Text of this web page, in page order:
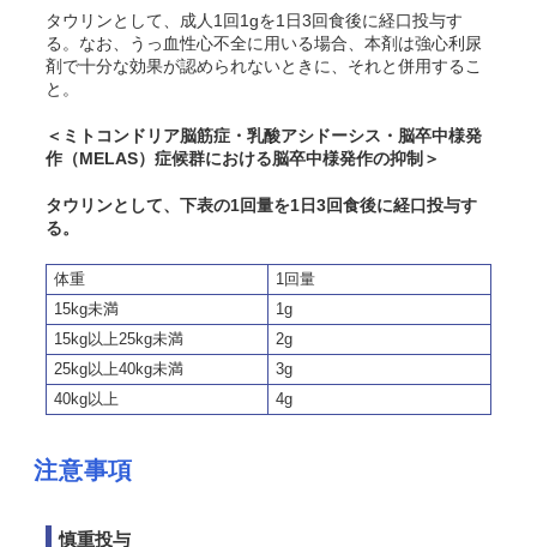
タウリンとして、成人1回1gを1日3回食後に経口投与す
る。なお、うっ血性心不全に用いる場合、本剤は強心利尿
剤で十分な効果が認められないときに、それと併用するこ
と。
＜ミトコンドリア脳筋症・乳酸アシドーシス・脳卒中様発
作（MELAS）症候群における脳卒中様発作の抑制＞
タウリンとして、下表の1回量を1日3回食後に経口投与す
る。
体重
1回量
15kg未満
1g
15kg以上25kg未満
2g
25kg以上40kg未満
3g
40kg以上
4g
注意事項
慎重投与